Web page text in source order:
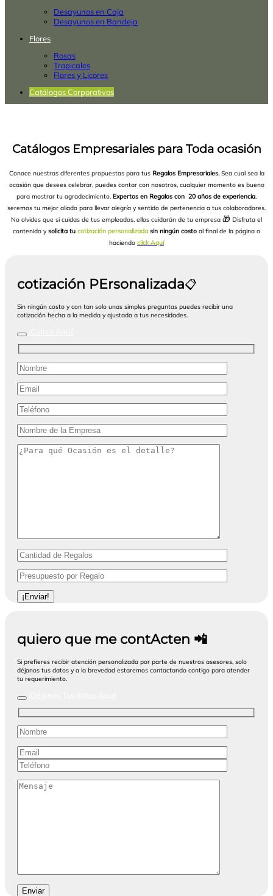
Desayunos en Caja
Desayunos en Bandeja
Flores
Rosas
Tropicales
Flores y Licores
Catálogos Corporativos
Catálogos Empresariales para Toda ocasión
Conoce nuestras diferentes propuestas para tus Regalos Empresariales.Sea cual sea la
ocasión que desees celebrar, puedes contar con nosotros, cualquier momento es bueno
para mostrar tu agradecimiento. Expertos en Regalos con 20 años de experiencia,
seremos tu mejor aliado para llevar alegría y sentido de pertenencia a tus colaboradores.
No olvides que si cuidas de tus empleados, ellos cuidarán de tu empresa 🎁 Disfruta el
contenido y solicita tu cotización personalizada sin ningún costo al final de la página o
haciendo click Aquí
cotización PErsonalizada📋
Sin ningún costo y con tan solo unas simples preguntas puedes recibir una
cotización hecha a la medida y ajustada a tus necesidades.
quiero que me contActen 📲
Si prefieres recibir atención personalizada por parte de nuestros asesores, solo
déjanos tus datos y a la brevedad estaremos contactando contigo para atender
tu requerimiento.